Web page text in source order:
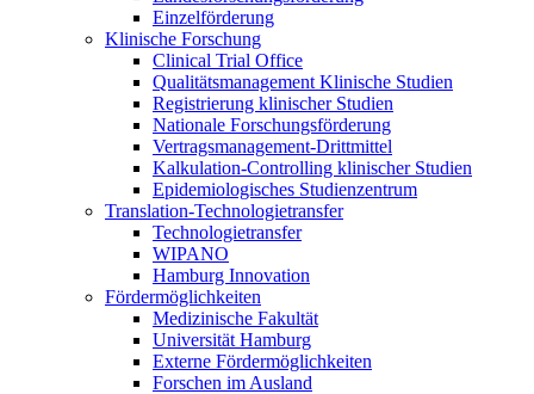
Einzelförderung
Klinische Forschung
Clinical Trial Office
Qualitätsmanagement Klinische Studien
Registrierung klinischer Studien
Nationale Forschungsförderung
Vertragsmanagement-Drittmittel
Kalkulation-Controlling klinischer Studien
Epidemiologisches Studienzentrum
Translation-Technologietransfer
Technologietransfer
WIPANO
Hamburg Innovation
Fördermöglichkeiten
Medizinische Fakultät
Universität Hamburg
Externe Fördermöglichkeiten
Forschen im Ausland